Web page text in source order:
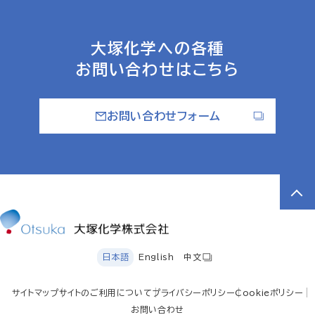
大塚化学への各種
お問い合わせはこちら
お問い合わせフォーム
日本語 English 中文
サイトマップサイトのご利用についてプライバシーポリシーCookieポリシー
お問い合わせ